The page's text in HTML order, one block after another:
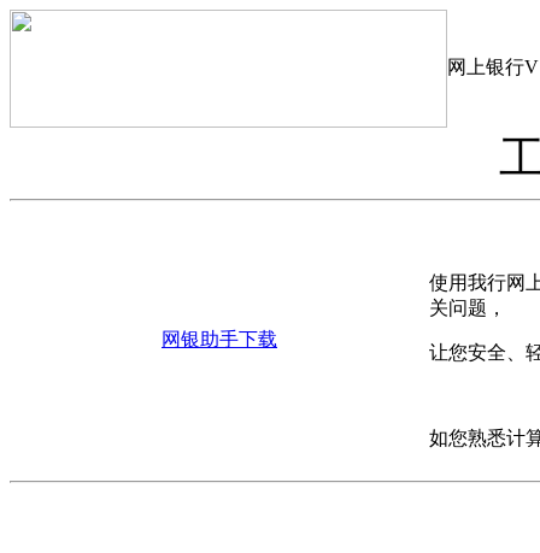
网上银行
网银助手下载
使用我行网
关问题，
让您安全、
如您熟悉计